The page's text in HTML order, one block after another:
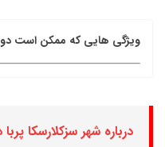
ویژگی هایی که ممکن است
درباره شهر سزکلارسکا